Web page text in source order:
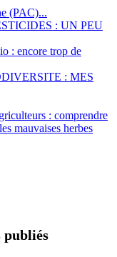
(PAC)...
: UN PEU
: encore trop de
: MES
: comprendre
mauvaises herbes
publiés